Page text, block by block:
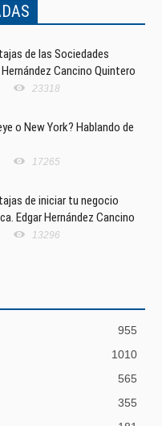
de las Sociedades
Cancino Quintero
23318
o New York? Hablando de
17265
de iniciar tu negocio
Edgar Hernández Cancino
13296
955
1010
565
355